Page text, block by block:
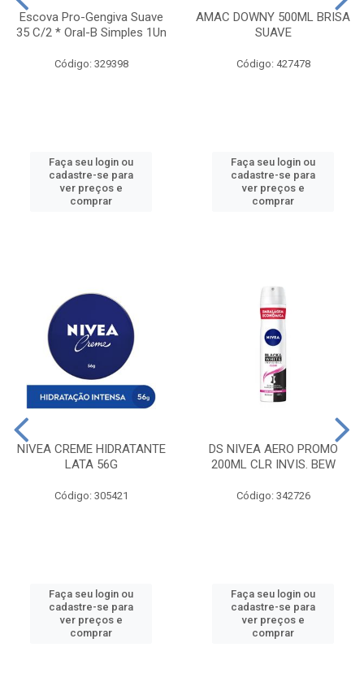
Escova Pro-Gengiva Suave
35 C/2 * Oral-B Simples 1Un
Código: 329398
Faça seu login ou
cadastre-se para
ver preços e
comprar
AMAC DOWNY 500ML BRISA
SUAVE
Código: 427478
Faça seu login ou
cadastre-se para
ver preços e
comprar
NIVEA CREME HIDRATANTE
LATA 56G
Código: 305421
Faça seu login ou
cadastre-se para
ver preços e
comprar
DS NIVEA AERO PROMO
200ML CLR INVIS. BEW
Código: 342726
Faça seu login ou
cadastre-se para
ver preços e
comprar